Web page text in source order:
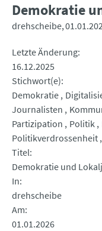
Demokratie
drehscheibe
Letzte Änderung
16.12.2025
Stichwort(e)
Demokratie
Journalisten
Partizipation
Politik
Politikverdrossenheit
Titel
Demokratie und
In
drehscheibe
Am
01.01.2026